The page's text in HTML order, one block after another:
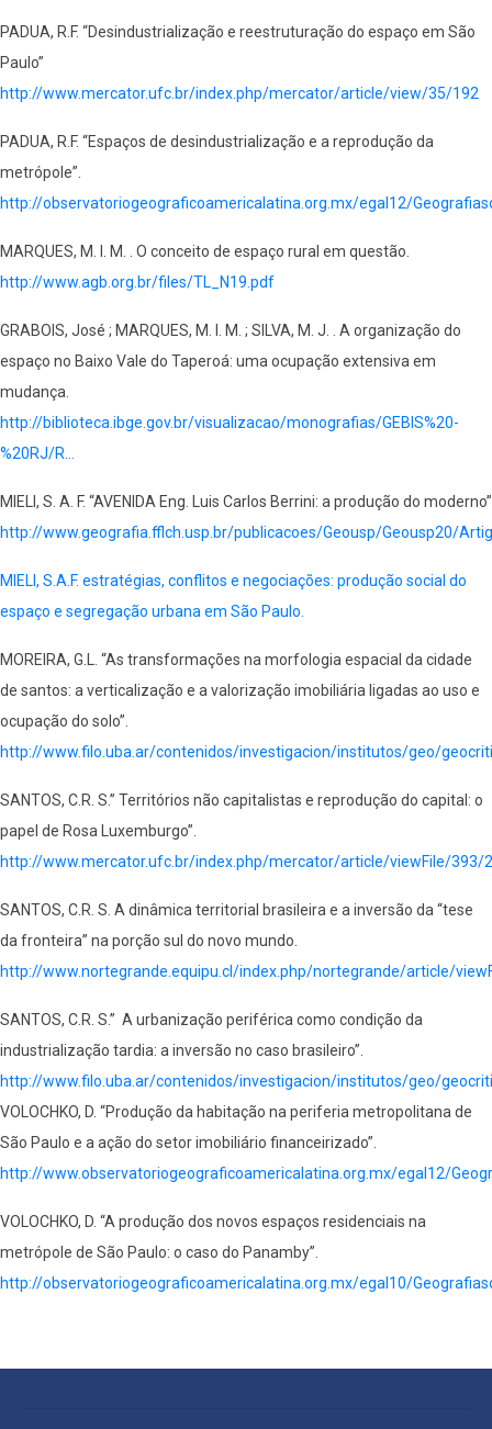
PADUA, R.F. “Desindustrialização e reestruturação do espaço em São
Paulo”
http://www.mercator.ufc.br/index.php/mercator/article/view/35/192
PADUA, R.F. “Espaços de desindustrialização e a reprodução da
metrópole”.
http://observatoriogeograficoamericalatina.org.mx/egal12/
MARQUES, M. I. M. . O conceito de espaço rural em questão.
http://www.agb.org.br/files/TL_N19.pdf
GRABOIS, José ; MARQUES, M. I. M. ; SILVA, M. J. . A organização do
espaço no Baixo Vale do Taperoá: uma ocupação extensiva em
mudança.
http://biblioteca.ibge.gov.br/visualizacao/monografias/GEBIS%20-
%20RJ/R…
MIELI, S. A. F. “AVENIDA Eng. Luis Carlos Berrini: a produção do moderno”
http://www.geografia.fflch.usp.br/publicacoes/Geousp/Geousp20/
MIELI, S.A.F. estratégias, conflitos e negociações: produção social do
espaço e segregação urbana em São Paulo.
MOREIRA, G.L. “As transformações na morfologia espacial da cidade
de santos: a verticalização e a valorização imobiliária ligadas ao uso e
ocupação do solo”.
http://www.filo.uba.ar/contenidos/investigacion/institutos/geo/
SANTOS, C.R. S.” Territórios não capitalistas e reprodução do capital: o
papel de Rosa Luxemburgo”.
http://www.mercator.ufc.br/index.php/mercator/article/viewFile/393/
SANTOS, C.R. S. A dinâmica territorial brasileira e a inversão da “tese
da fronteira” na porção sul do novo mundo.
http://www.nortegrande.equipu.cl/index.php/nortegrande/article/
SANTOS, C.R. S.” A urbanização periférica como condição da
industrialização tardia: a inversão no caso brasileiro”.
http://www.filo.uba.ar/contenidos/investigacion/institutos/geo/
VOLOCHKO, D. “Produção da habitação na periferia metropolitana de
São Paulo e a ação do setor imobiliário financeirizado”.
http://www.observatoriogeograficoamericalatina.org.mx/egal12/
VOLOCHKO, D. “A produção dos novos espaços residenciais na
metrópole de São Paulo: o caso do Panamby”.
http://observatoriogeograficoamericalatina.org.mx/egal10/